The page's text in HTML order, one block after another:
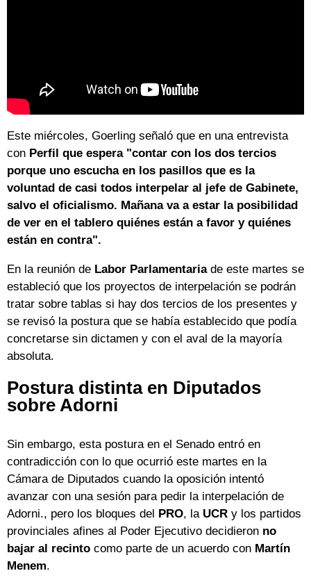
Este miércoles, Goerling señaló que en una entrevista
con Perfil que espera "contar con los dos tercios
porque uno escucha en los pasillos que es la
voluntad de casi todos interpelar al jefe de Gabinete,
salvo el oficialismo. Mañana va a estar la posibilidad
de ver en el tablero quiénes están a favor y quiénes
están en contra".
En la reunión de Labor Parlamentariade este martes se
estableció que los proyectos de interpelación se podrán
tratar sobre tablas si hay dos tercios de los presentes y
se revisó la postura que se había establecido que podía
concretarse sin dictamen y con el aval de la mayoría
absoluta.
Postura distinta en Diputados
sobre Adorni
Sin embargo, esta postura en el Senado entró en
contradicción con lo que ocurrió este martes en la
Cámara de Diputados cuando la oposición intentó
avanzar con una sesión para pedir la interpelación de
Adorni., pero los bloques del PRO, la UCR y los partidos
provinciales afines al Poder Ejecutivo decidieron no
bajar al recinto como parte de un acuerdo con Martín
Menem.